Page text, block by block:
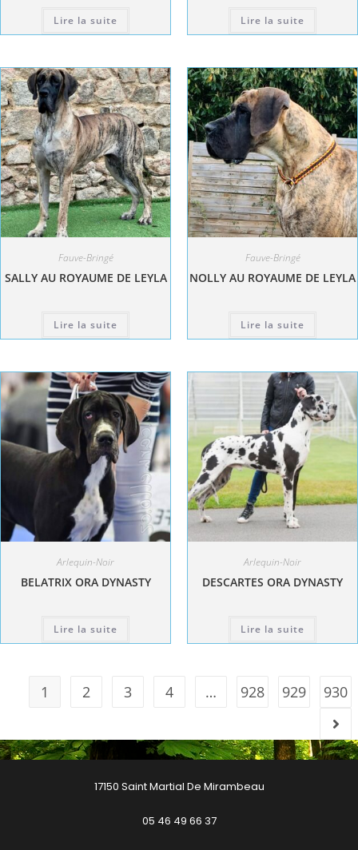
Lire la suite Lire la suite
Fauve-Bringé
SALLY AU ROYAUME DE LEYLA
Lire la suite
Fauve-Bringé
NOLLY AU ROYAUME DE LEYLA
Lire la suite
Arlequin-Noir
BELATRIX ORA DYNASTY
Lire la suite
Arlequin-Noir
DESCARTES ORA DYNASTY
Lire la suite
1 2 3 4 … 928 929 930
17150 Saint Martial De Mirambeau
05 46 49 66 37